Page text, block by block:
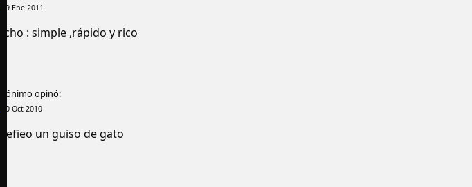
09 Ene 2011
Jocho : simple ,rápido y rico
Anónimo opinó:
20 Oct 2010
prefieo un guiso de gato